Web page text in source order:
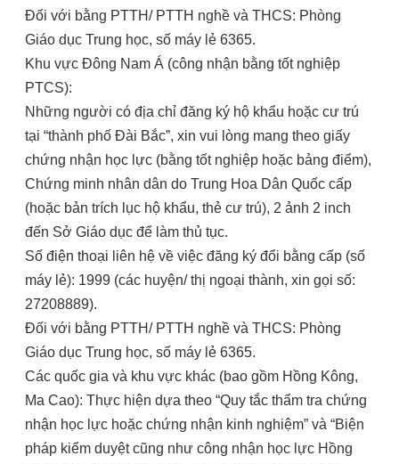
Đối với bằng PTTH/ PTTH nghề và THCS: Phòng
Giáo dục Trung học, số máy lẻ 6365.
Khu vực Đông Nam Á (công nhận bằng tốt nghiệp
PTCS):
Những người có địa chỉ đăng ký hộ khẩu hoặc cư trú
tại “thành phố Đài Bắc”, xin vui lòng mang theo giấy
chứng nhận học lực (bằng tốt nghiệp hoặc bảng điểm),
Chứng minh nhân dân do Trung Hoa Dân Quốc cấp
(hoặc bản trích lục hộ khẩu, thẻ cư trú), 2 ảnh 2 inch
đến Sở Giáo dục để làm thủ tục.
Số điện thoại liên hệ về việc đăng ký đổi bằng cấp (số
máy lẻ): 1999 (các huyện/ thị ngoại thành, xin gọi số:
27208889).
Đối với bằng PTTH/ PTTH nghề và THCS: Phòng
Giáo dục Trung học, số máy lẻ 6365.
Các quốc gia và khu vực khác (bao gồm Hồng Kông,
Ma Cao): Thực hiện dựa theo “Quy tắc thẩm tra chứng
nhận học lực hoặc chứng nhận kinh nghiệm” và “Biện
pháp kiểm duyệt cũng như công nhận học lực Hồng